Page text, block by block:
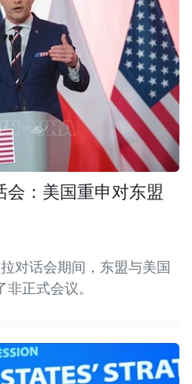
会：美国重申对东盟
对话会期间，东盟与美国
正式会议。